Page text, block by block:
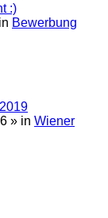
:)
Bewerbung
» in Wiener